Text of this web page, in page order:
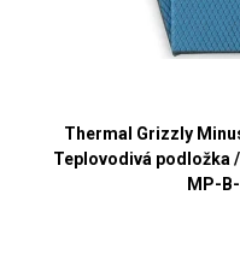
Thermal Grizzly
Teplovodivá podložka /
MP-